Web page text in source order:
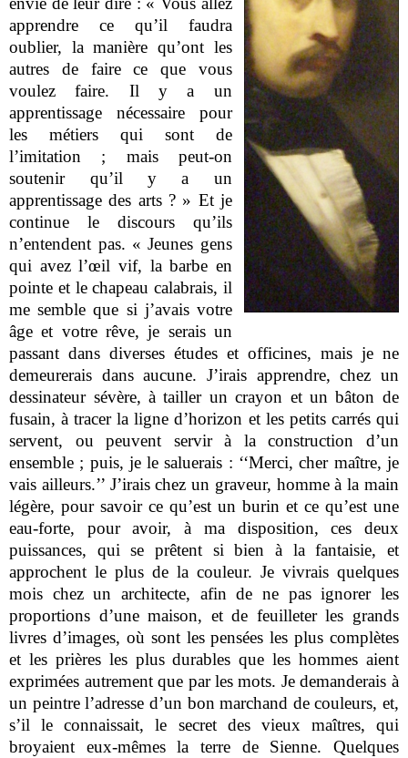
apprendre ce qu’il faudra
oublier, la manière qu’ont les
autres de faire ce que vous
voulez faire. Il y a un
apprentissage nécessaire pour
les métiers qui sont de
l’imitation ; mais peut-on
soutenir qu’il y a un
apprentissage des arts ? » Et je
continue le discours qu’ils
n’entendent pas. « Jeunes gens
qui avez l’œil vif, la barbe en
pointe et le chapeau calabrais, il
me semble que si j’avais votre
âge et votre rêve, je serais un
passant dans diverses études et officines, mais je ne
demeurerais dans aucune. J’irais apprendre, chez un
dessinateur sévère, à tailler un crayon et un bâton de
fusain, à tracer la ligne d’horizon et les petits carrés qui
servent, ou peuvent servir à la construction d’un
ensemble ; puis, je le saluerais : ‘‘Merci, cher maître, je
vais ailleurs.’’ J’irais chez un graveur, homme à la main
légère, pour savoir ce qu’est un burin et ce qu’est une
eau-forte, pour avoir, à ma disposition, ces deux
puissances, qui se prêtent si bien à la fantaisie, et
approchent le plus de la couleur. Je vivrais quelques
mois chez un architecte, afin de ne pas ignorer les
proportions d’une maison, et de feuilleter les grands
livres d’images, où sont les pensées les plus complètes
et les prières les plus durables que les hommes aient
exprimées autrement que par les mots. Je demanderais à
un peintre l’adresse d’un bon marchand de couleurs, et,
s’il le connaissait, le secret des vieux maîtres, qui
broyaient eux-mêmes la terre de Sienne. Quelques